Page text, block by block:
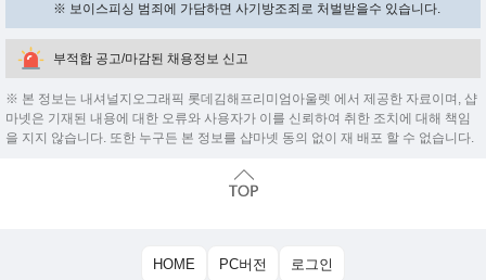
※ 보이스피싱 범죄에 가담하면 사기방조죄로 처벌받을수 있습니다.
부적합 공고/마감된 채용정보 신고
※ 본 정보는 내셔널지오그래픽 롯데김해프리미엄아울렛 에서 제공한 자료이며, 샵
마넷은 기재된 내용에 대한 오류와 사용자가 이를 신뢰하여 취한 조치에 대해 책임
을 지지 않습니다. 또한 누구든 본 정보를 샵마넷 동의 없이 재 배포 할 수 없습니다.
HOME PC버전 로그인